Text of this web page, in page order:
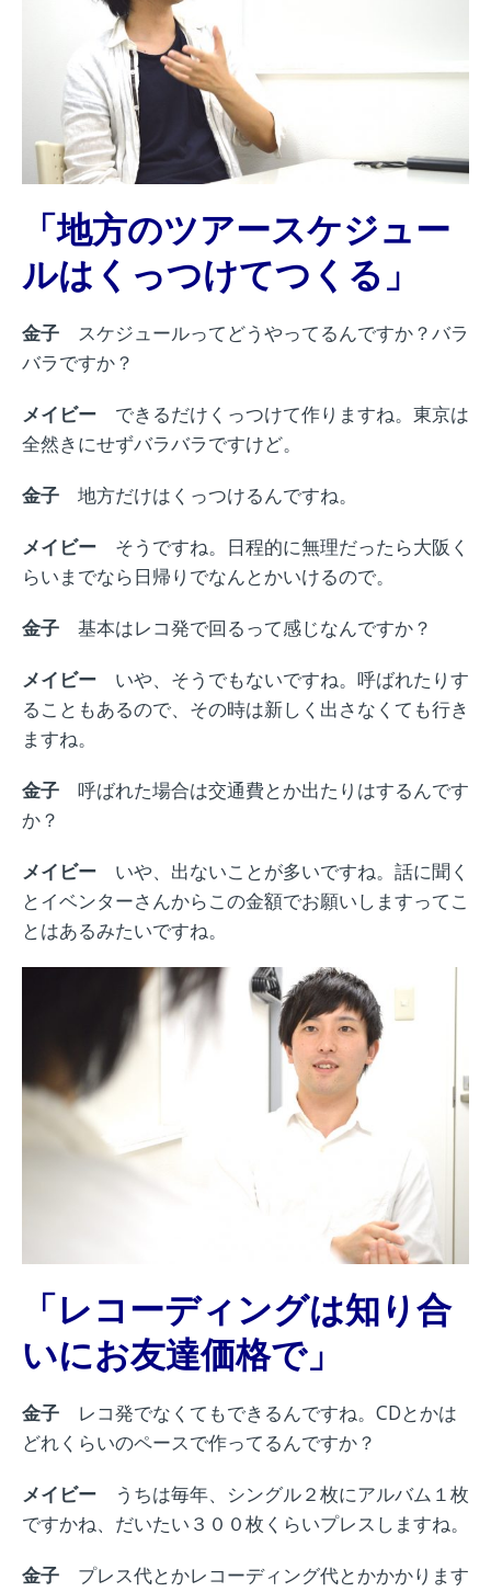
「地方のツアースケジュー
ルはくっつけてつくる」
金子 スケジュールってどうやってるんですか？バラ
バラですか？
メイビー できるだけくっつけて作りますね。東京は
全然きにせずバラバラですけど。
金子 地方だけはくっつけるんですね。
メイビー そうですね。日程的に無理だったら大阪く
らいまでなら日帰りでなんとかいけるので。
金子 基本はレコ発で回るって感じなんですか？
メイビー いや、そうでもないですね。呼ばれたりす
ることもあるので、その時は新しく出さなくても行き
ますね。
金子 呼ばれた場合は交通費とか出たりはするんです
か？
メイビー いや、出ないことが多いですね。話に聞く
とイベンターさんからこの金額でお願いしますってこ
とはあるみたいですね。
「レコーディングは知り合
いにお友達価格で」
金子 レコ発でなくてもできるんですね。CDとかは
どれくらいのペースで作ってるんですか？
メイビー うちは毎年、シングル２枚にアルバム１枚
ですかね、だいたい３００枚くらいプレスしますね。
金子 プレス代とかレコーディング代とかかかります